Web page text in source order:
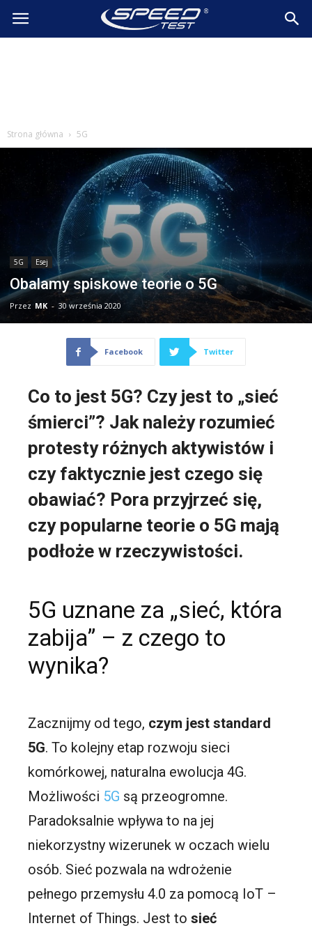
SpeedTest.pl
Strona główna 5G
5G Esej
Obalamy spiskowe teorie o 5G
Przez MK - 30 września 2020
Facebook Twitter
Co to jest 5G? Czy jest to „sieć
śmierci”? Jak należy rozumieć
protesty różnych aktywistów i
czy faktycznie jest czego się
obawiać? Pora przyjrzeć się,
czy popularne teorie o 5G mają
podłoże w rzeczywistości.
5G uznane za „sieć, która
zabija” – z czego to
wynika?
Zacznijmy od tego, czym jest standard
5G. To kolejny etap rozwoju sieci
komórkowej, naturalna ewolucja 4G.
Możliwości 5G są przeogromne.
Paradoksalnie wpływa to na jej
niekorzystny wizerunek w oczach wielu
osób. Sieć pozwala na wdrożenie
pełnego przemysłu 4.0 za pomocą IoT –
Internet of Things. Jest tosieć